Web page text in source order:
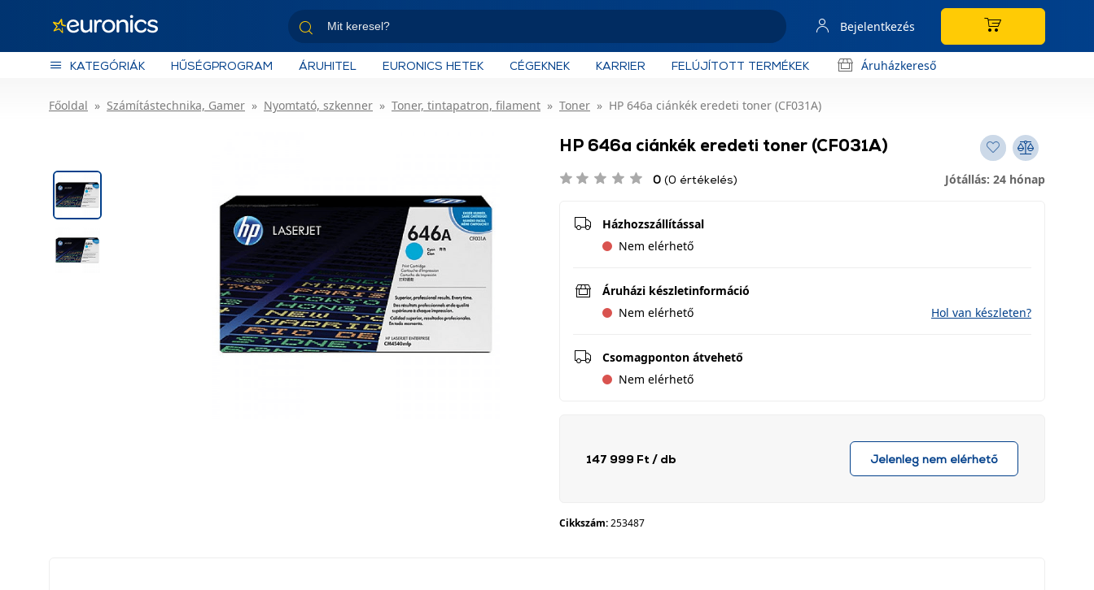
Bejelentkezés
KATEGÓRIÁK HŰSÉGPROGRAM ÁRUHITEL EURONICS HETEK CÉGEKNEK KARRIER FELÚJÍTOTT TERMÉKEK Áruházkereső
Főoldal Számítástechnika, Gamer Nyomtató, szkenner Toner, tintapatron, filament Toner HP 646a ciánkék eredeti toner (CF031A)
HP 646a ciánkék eredeti toner (CF031A)
0 (0 értékelés) Jótállás: 24 hónap
Házhozszállítással
Nem elérhető
Áruházi készletinformáció
Nem elérhető
Hol van készleten?
Csomagponton átvehető
Nem elérhető
147 999 Ft / db Jelenleg nem elérhető
Cikkszám:253487